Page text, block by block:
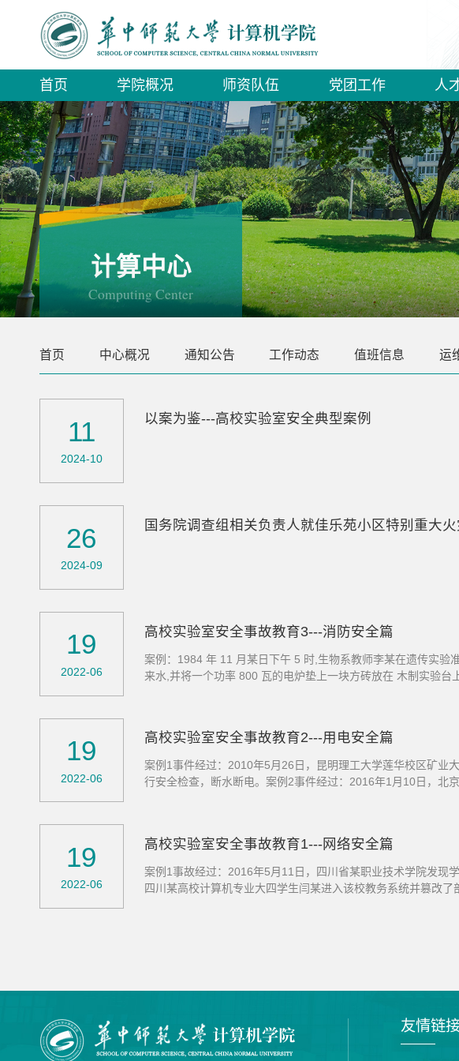
首页 学院概况 师资队伍 党团工作 人
计算中心
Computing Center
首页 中心概况 通知公告 工作动态 值班信息 运
11
2024-10
以案为鉴---高校实验室安全典型案例
26
2024-09
国务院调查组相关负责人就佳乐苑小区特别重大
19
2022-06
高校实验室安全事故教育3---消防安全篇
案例：1984 年 11 月某日下午 5 时,生物系教师李某在遗传实验
来水,并将一个功率 800 瓦的电炉垫上一块方砖放在 木制实验台
19
2022-06
高校实验室安全事故教育2---用电安全篇
案例1事件经过：2010年5月26日，昆明理工大学莲华校区矿业
行安全检查，断水断电。​案例2事件经过：2016年1月10日，北
19
2022-06
高校实验室安全事故教育1---网络安全篇
案例1事故经过：2016年5月11日，四川省某职业技术学院发现
四川某高校计算机专业大四学生闫某进入该校教务系统并篡改
友情链